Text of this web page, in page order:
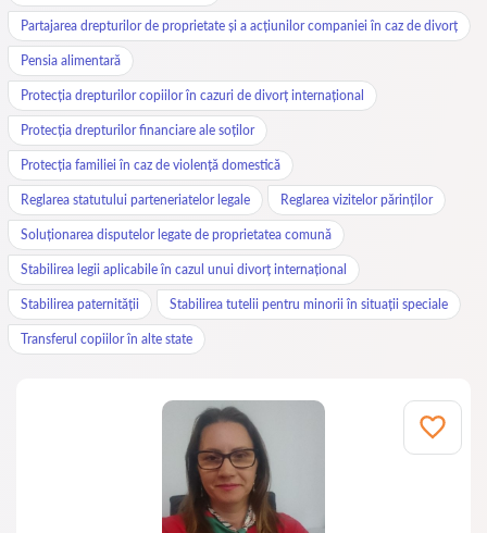
Partajarea drepturilor de proprietate și a acțiunilor companiei în caz de divorț
Pensia alimentară
Protecția drepturilor copiilor în cazuri de divorț internațional
Protecția drepturilor financiare ale soților
Protecția familiei în caz de violență domestică
Reglarea statutului parteneriatelor legale Reglarea vizitelor părinților
Soluționarea disputelor legate de proprietatea comună
Stabilirea legii aplicabile în cazul unui divorț internațional
Stabilirea paternității Stabilirea tutelii pentru minorii în situații speciale
Transferul copiilor în alte state